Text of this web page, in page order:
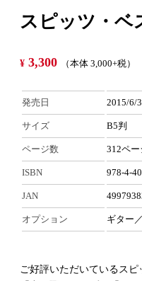
スピッツ・ベ
¥ 3,300 （本体 3,000+税）
発売日 2015/6/3
サイズ B5判
ページ数 312ペー
ISBN 978-4-
JAN
オプション ギター
ご好評いただいているスピ